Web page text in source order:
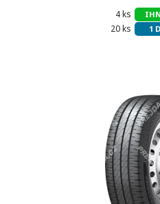
4 ks
1
20 ks